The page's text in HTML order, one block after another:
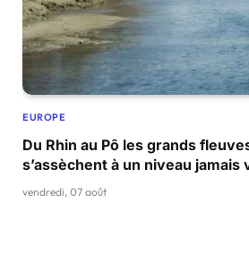
EUROPE
Du Rhin au Pô les grands
s’assèchent à un niveau jamais
vendredi, 07 août